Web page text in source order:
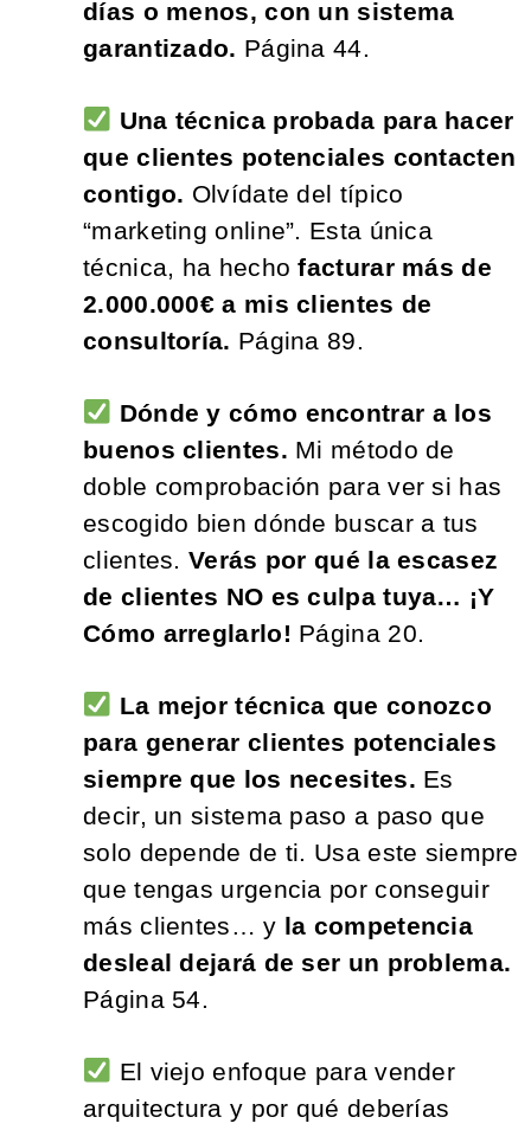
días o menos, con un sistema
garantizado. Página 44.
Una técnica probada para hacer
que clientes potenciales contacten
contigo. Olvídate del típico
“marketing online”. Esta única
técnica, ha hechofacturar más de
2.000.000€ a mis clientes de
consultoría. Página 89.
Dónde y cómo encontrar a los
buenos clientes. Mi método de
doble comprobación para ver si has
escogido bien dónde buscar a tus
clientes.Verás por qué la escasez
de clientes NO es culpa tuya… ¡Y
Cómo arreglarlo! Página 20.
La mejor técnica que conozco
para generar clientes potenciales
siempre que los necesites. Es
decir, un sistema paso a paso que
solo depende de ti. Usa este siempre
que tengas urgencia por conseguir
más clientes… y la competencia
desleal dejará de ser un problema.
Página 54.
El viejo enfoque para vender
arquitectura y por qué deberías